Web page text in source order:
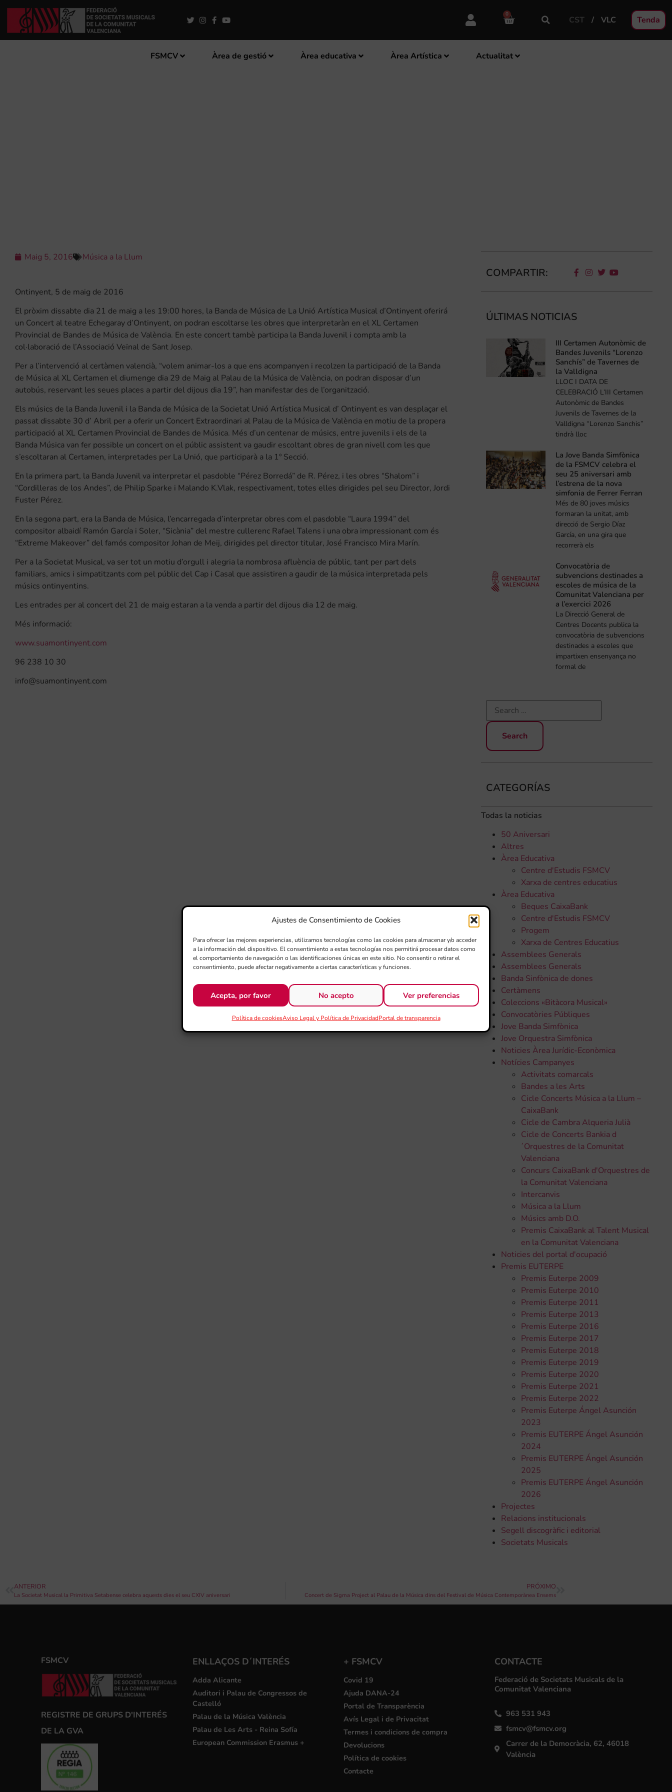
Ajustes de Consentimiento de Cookies
Para ofrecer las mejores experiencias, utilizamos tecnologías como las cookies para almacenar y/o acceder
a la información del dispositivo. El consentimiento a estas tecnologías nos permitirá procesar datos como
el comportamiento de navegación o las identificaciones únicas en este sitio. No consentir o retirar el
consentimiento, puede afectar negativamente a ciertas características y funciones.
Acepta, por favor No acepto Ver preferencias
Política de cookiesAviso Legal y Política de PrivacidadPortal de transparencia
0
CST VLC Tenda
FSMCV Àrea de gestió Àrea educativa Àrea Artística Actualitat
Maig 5, 2016 Música a la Llum
Ontinyent, 5 de maig de 2016
El pròxim dissabte dia 21 de maig a les 19:00 hores, la Banda de Música de La Unió Artística Musical d’Ontinyent oferirá
un Concert al teatre Echegaray d’Ontinyent, on podran escoltarse les obres que interpretaràn en el XL Certamen
Provincial de Bandes de Música de València. En este concert tambè participa la Banda Juvenil i compta amb la
col·laboració de l’Associació Veïnal de Sant Josep.
Per a l’intervenció al certàmen valencià, “volem animar-los a que ens acompanyen i recolzen la participació de la Banda
de Música al XL Certamen el diumenge dia 29 de Maig al Palau de la Música de València, on podran disposar d’un
autobús, reservant les seues places a partir del dijous dia 19”, han manifestar des de l’organització.
Els músics de la Banda Juvenil i la Banda de Música de la Societat Unió Artística Musical d’ Ontinyent es van desplaçar el
passat dissabte 30 d’ Abril per a oferir un Concert Extraordinari al Palau de la Música de València en motiu de la propera
participació al XL Certamen Provincial de Bandes de Música. Més d’un centenar de músics, entre juvenils i els de la
Banda Música van fer possible un concert on el públic assistent va gaudir escoltant obres de gran nivell com les que
s’escoltaran al Certamen, interpretades per La Unió, que participarà a la 1º Secció.
En la primera part, la Banda Juvenil va interpretar el pasdoble “Pérez Borredá” de R. Pérez, i les obres “Shalom” i
“Cordilleras de los Andes”, de Philip Sparke i Malando K.Vlak, respectivament, totes elles dirigides pel seu Director, Jordi
Fuster Pérez.
En la segona part, era la Banda de Música, l’encarregada d’interpretar obres com el pasdoble “Laura 1994” del
compositor albaidí Ramón García i Soler, “Sicània” del mestre cullerenc Rafael Talens i una obra impressionant com és
“Extreme Makeover” del famós compositor Johan de Meij, dirigides pel director titular, José Francisco Mira Marín.
Per a la Societat Musical, va ser tot un motiu d’orgull i alegria la nombrosa afluència de públic, tant per part dels
familiars, amics i simpatitzants com pel públic del Cap i Casal que assistiren a gaudir de la música interpretada pels
músics ontinyentins.
Les entrades per al concert del 21 de maig estaran a la venda a partir del dijous dia 12 de maig.
Més informació:
www.suamontinyent.com
96 238 10 30
info@suamontinyent.com
COMPARTIR:
ÚLTIMAS NOTICIAS
III Certamen Autonòmic de
Bandes Juvenils “Lorenzo
Sanchís” de Tavernes de
la Valldigna
LLOC I DATA DE
CELEBRACIÓ L’III Certamen
Autonòmic de Bandes
Juvenils de Tavernes de la
Valldigna “Lorenzo Sanchis”
tindrà lloc
La Jove Banda Simfònica
de la FSMCV celebra el
seu 25 aniversari amb
l’estrena de la nova
simfonia de Ferrer Ferran
Més de 80 joves músics
formaran la unitat, amb
direcció de Sergio Díaz
García, en una gira que
recorrerà els
Convocatòria de
subvencions destinades a
escoles de música de la
Comunitat Valenciana per
a l’exercici 2026
La Direcció General de
Centres Docents publica la
convocatòria de subvencions
destinades a escoles que
impartixen ensenyança no
formal de
CATEGORÍAS
Todas la noticias
50 Aniversari
Altres
Àrea Educativa
Centre d'Estudis FSMCV
Xarxa de centres educatius
Àrea Educativa
Beques CaixaBank
Centre d'Estudis FSMCV
Progem
Xarxa de Centres Educatius
Assemblees Generals
Assemblees Generals
Banda Sinfònica de dones
Certàmens
Coleccions «Bitàcora Musical»
Convocatòries Públiques
Jove Banda Simfònica
Jove Orquestra Simfònica
Noticies Àrea Jurídic-Econòmica
Notícies Campanyes
Activitats comarcals
Bandes a les Arts
Cicle Concerts Música a la Llum –
CaixaBank
Cicle de Cambra Alqueria Julià
Cicle de Concerts Bankia d
´Orquestres de la Comunitat
Valenciana
Concurs CaixaBank d'Orquestres de
la Comunitat Valenciana
Intercanvis
Música a la Llum
Músics amb D.O.
Premis CaixaBank al Talent Musical
en la Comunitat Valenciana
Noticies del portal d'ocupació
Premis EUTERPE
Premis Euterpe 2009
Premis Euterpe 2010
Premis Euterpe 2011
Premis Euterpe 2013
Premis Euterpe 2016
Premis Euterpe 2017
Premis Euterpe 2018
Premis Euterpe 2019
Premis Euterpe 2020
Premis Euterpe 2021
Premis Euterpe 2022
Premis Euterpe Ángel Asunción
2023
Premis EUTERPE Ángel Asunción
2024
Premis EUTERPE Ángel Asunción
2025
Premis EUTERPE Ángel Asunción
2026
Projectes
Relacions institucionals
Segell discogràfic i editorial
Societats Musicals
ANTERIOR
La Societat Musical la Primitiva Setabense celebra aquests dies el seu CXIV aniversari
PRÓXIMO
Concert de Sigma Project al Palau de la Música dins del Festival de Música Contemporànea Ensems
FSMCV
REGISTRE DE GRUPS D'INTERÉS
DE LA GVA
ENLLAÇOS D´INTERÉS
Adda Alicante
Auditori i Palau de Congressos de
Castelló
Palau de la Música València
Palau de Les Arts - Reina Sofía
European Commission Erasmus +
+ FSMCV
Covid 19
Ajuda DANA-24
Portal de Transparència
Avís Legal i de Privacitat
Termes i condicions de compra
Devolucions
Política de cookies
Contacte
CONTACTE
Federació de Societats Musicals de la
Comunitat Valenciana
963 531 943
fsmcv@fsmcv.org
Carrer de la Democràcia, 62, 46018
València